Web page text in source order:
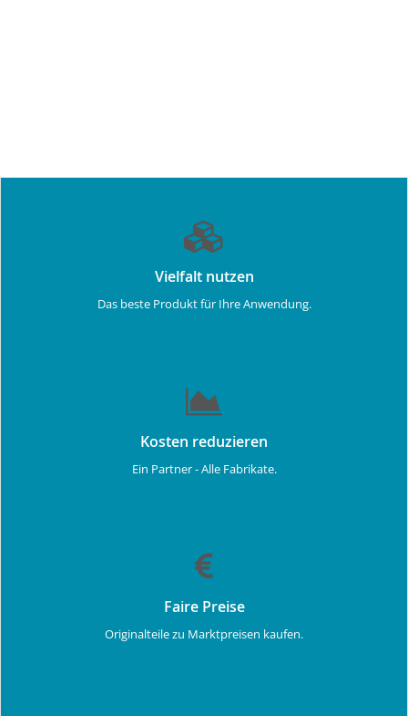
Vielfalt nutzen
Das beste Produkt für Ihre Anwendung.
Kosten reduzieren
Ein Partner - Alle Fabrikate.
Faire Preise
Originalteile zu Marktpreisen kaufen.